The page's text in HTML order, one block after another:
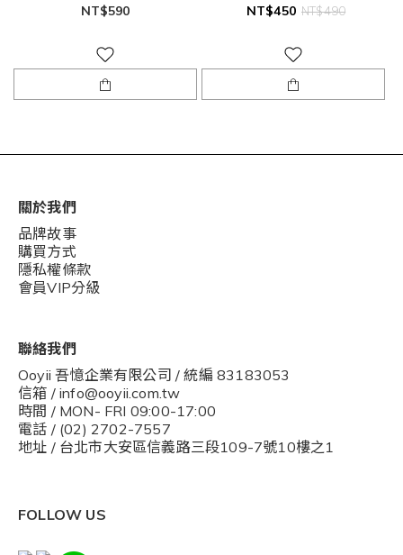
NT$590 NT$450 NT$490
關於我們
品牌故事
購買方式
隱私權條款
會員VIP分級
聯絡我們
Ooyii 吾憶企業有限公司 / 統編 83183053
信箱 / info@ooyii.com.tw
時間 / MON- FRI 09:00-17:00
電話 / (02) 2702-7557
地址 / 台北市大安區信義路三段109-7號10樓之1
FOLLOW US